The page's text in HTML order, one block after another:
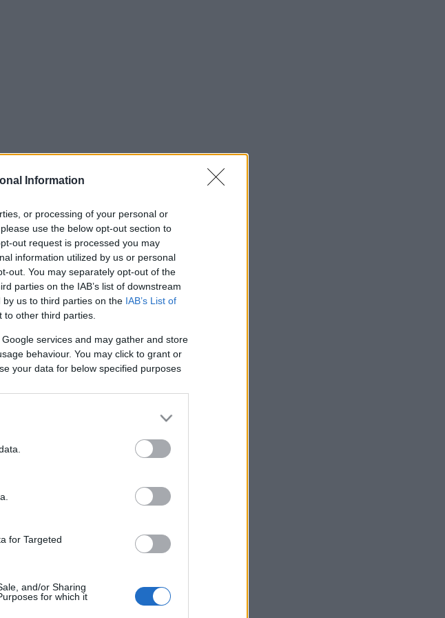
Information
or processing of your personal or
use the below opt-out section to
out request is processed you may
information utilized by us or personal
out. You may separately opt-out of the
parties on the IAB’s list of downstream
us to third parties on the IAB’s List of
other third parties.
services and may gather and store
behaviour. You may click to grant or
your data for below specified purposes
for Targeted
and/or Sharing
for which it